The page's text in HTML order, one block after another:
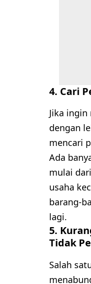
4. Cari
Jika
dengan
mencari
Ada
mulai
usaha
barang-
lagi.
5.
Tidak
Salah